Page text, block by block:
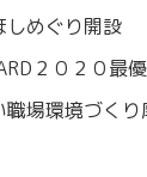
しめぐり開設
２０２０最
場環境づく